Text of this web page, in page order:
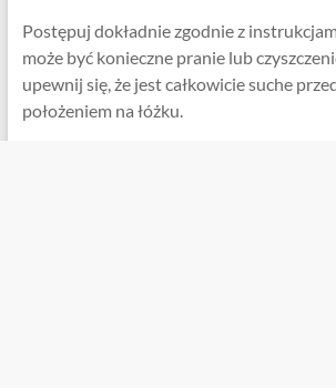
Postępuj dokładnie zgodnie z
może być konieczne pranie lub
upewnij się, że jest całkowicie suche
położeniem na łóżku.